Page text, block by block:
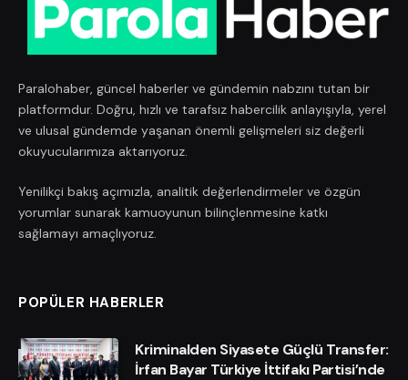
Paralohaber, güncel haberler ve gündemin nabzını tutan bir
platformdur. Doğru, hızlı ve tarafsız habercilik anlayışıyla, yerel
ve ulusal gündemde yaşanan önemli gelişmeleri siz değerli
okuyucularımıza aktarıyoruz.
Yenilikçi bakış açımızla, analitik değerlendirmeler ve özgün
yorumlar sunarak kamuoyunun bilinçlenmesine katkı
sağlamayı amaçlıyoruz.
POPÜLER HABERLER
Kriminalden Siyasete Güçlü Transfer:
İrfan Bayar Türkiye İttifakı Partisi’nde